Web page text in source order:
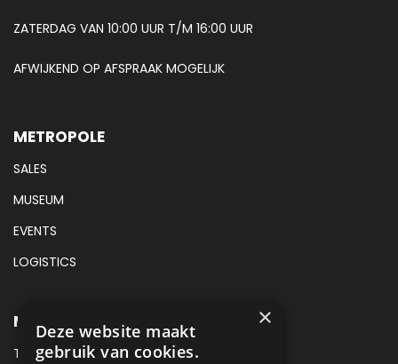
ZATERDAG VAN 10:00 UUR T/M 16:00 UUR
AFWIJKEND OP AFSPRAAK MOGELIJK
METROPOLE
SALES
MUSEUM
EVENTS
LOGISTICS
METROPOLE SALES CONTACT
TEL:+31 (0) 88 425 94 00
×
Deze website maakt
gebruik van cookies.